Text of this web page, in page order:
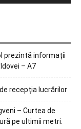
prezintă informații
– A7
recepția lucrărilor
– Curtea de
pe ultimii metri.